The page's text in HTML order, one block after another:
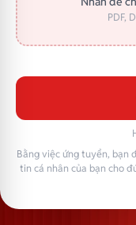
PDF,
Bằng việc ứng tuyển, bạn
tin cá nhân của bạn cho